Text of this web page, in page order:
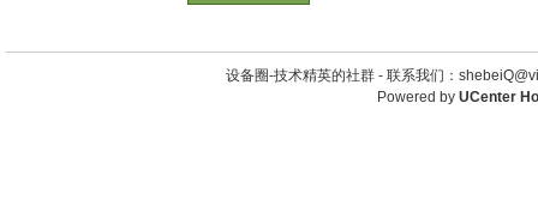
设备圈-技术精英的社群 - 联系我们：
Powered by UCenter